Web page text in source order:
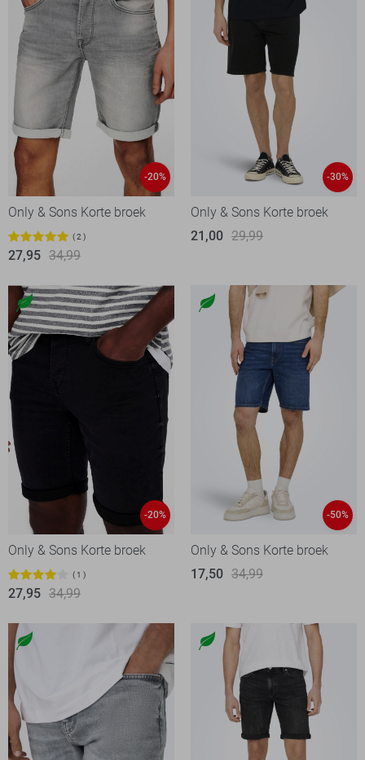
-20%
Only & Sons Korte broek
2
27,95 34,99
-30%
Only & Sons Korte broek
21,00 29,99
-20%
Only & Sons Korte broek
1
27,95 34,99
-50%
Only & Sons Korte broek
17,50 34,99